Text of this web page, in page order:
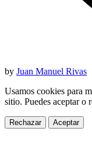
by Juan Manuel Rivas
Usamos cookies para
sitio. Puedes aceptar o
Rechazar Aceptar